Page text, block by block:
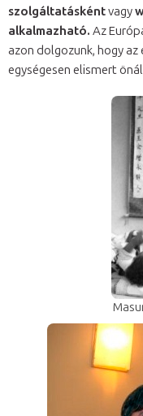
szolgáltatáskéntvagy
alkalmazható. Az
azon dolgozunk, hogy
egységesen elismert